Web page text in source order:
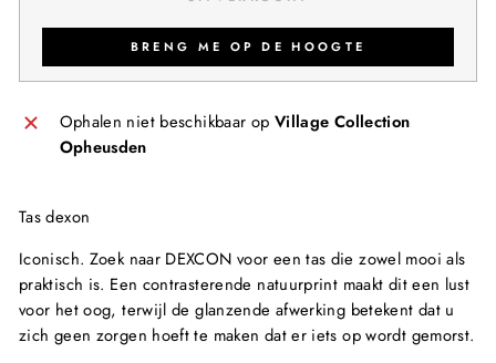
BRENG ME OP DE HOOGTE
Ophalen niet beschikbaar op Village Collection
Opheusden
Tas dexon
Iconisch. Zoek naar DEXCON voor een tas die zowel mooi als
praktisch is. Een contrasterende natuurprint maakt dit een lust
voor het oog, terwijl de glanzende afwerking betekent dat u
zich geen zorgen hoeft te maken dat er iets op wordt gemorst.